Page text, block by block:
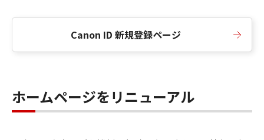
Canon ID 新規登録ページ
ホームページをリニューアル